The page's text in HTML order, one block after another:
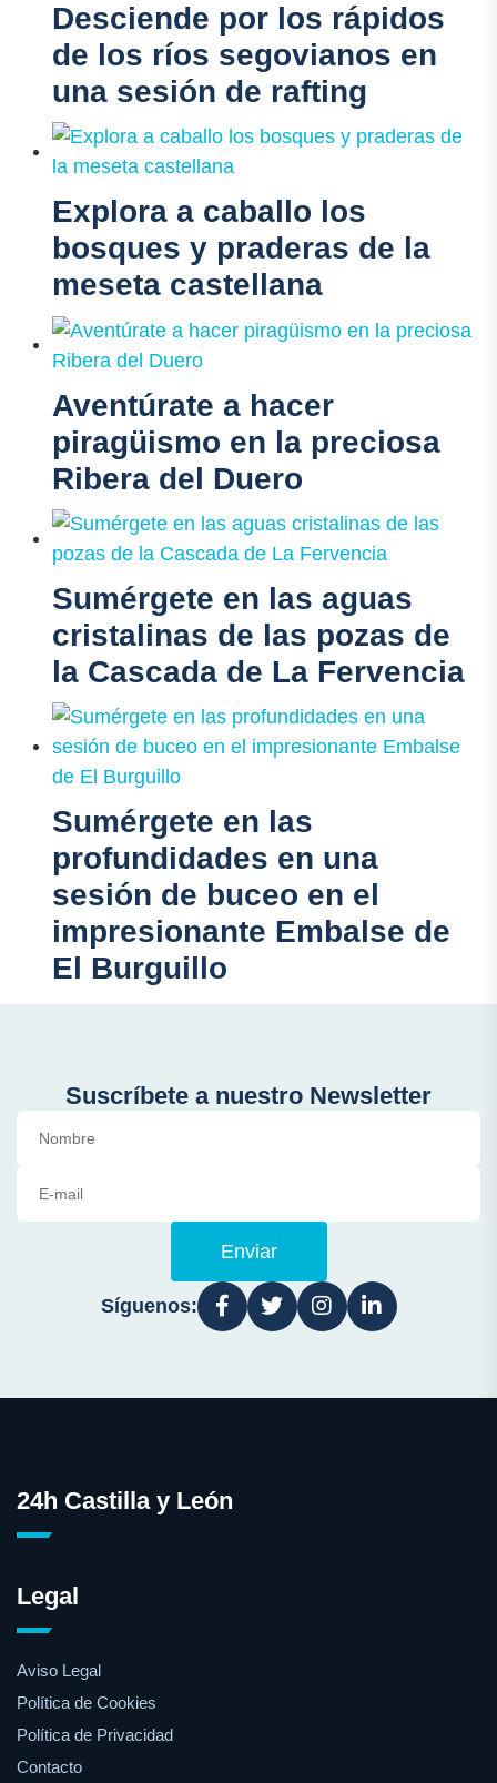
Desciende por los rápidos
de los ríos segovianos en
una sesión de rafting
Explora a caballo los
bosques y praderas de la
meseta castellana
Aventúrate a hacer
piragüismo en la preciosa
Ribera del Duero
Sumérgete en las aguas
cristalinas de las pozas de
la Cascada de La Fervencia
Sumérgete en las
profundidades en una
sesión de buceo en el
impresionante Embalse de
El Burguillo
Suscríbete a nuestro Newsletter
Enviar
Síguenos:
24h Castilla y León
Legal
Aviso Legal
Política de Cookies
Política de Privacidad
Contacto